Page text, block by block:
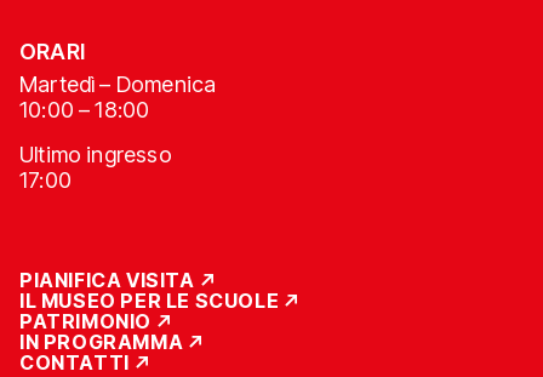
ORARI
Martedì – Domenica
10:00 – 18:00
Ultimo ingresso
17:00
PIANIFICA VISITA
IL MUSEO PER LE SCUOLE
PATRIMONIO
IN PROGRAMMA
CONTATTI